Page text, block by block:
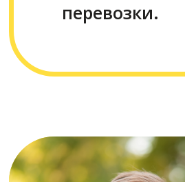
можно поехать
сним?»